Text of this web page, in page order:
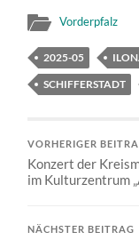
Vorderpfalz
2025-05
SCHIFFERSTADT
VORHERIGER
Konzert der
im Kulturzentrum
NÄCHSTER BEITRAG